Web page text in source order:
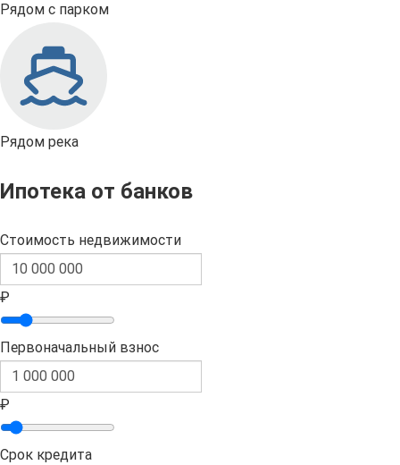
Рядом с парком
Рядом река
Ипотека от банков
Стоимость недвижимости
₽
Первоначальный взнос
₽
Срок кредита